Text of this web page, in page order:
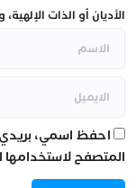
الأديان أو الذات
احفظ اسمي، بريدي
المتصفح لاستخدامها